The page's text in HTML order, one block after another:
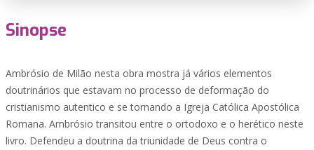
Sinopse
Ambrósio de Milão nesta obra mostra já vários elementos
doutrinários que estavam no processo de deformação do
cristianismo autentico e se tornando a Igreja Católica Apostólica
Romana. Ambrósio transitou entre o ortodoxo e o herético neste
livro. Defendeu a doutrina da triunidade de Deus contra o